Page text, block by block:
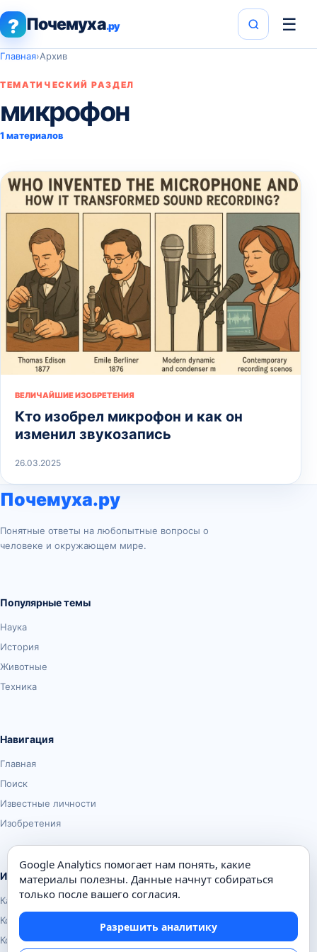
? Почемуха.ру ☰
Главная›Архив
ТЕМАТИЧЕСКИЙ РАЗДЕЛ
микрофон
1 материалов
ВЕЛИЧАЙШИЕ ИЗОБРЕТЕНИЯ
Кто изобрел микрофон и как он
изменил звукозапись
26.03.2025
Почемуха.ру
Понятные ответы на любопытные вопросы о
человеке и окружающем мире.
Популярные темы
Наука
История
Животные
Техника
Навигация
Главная
Поиск
Известные личности
Изобретения
Информация
Карта сайта
Контакты
Конфиденциальность
Google Analytics помогает нам понять, какие
материалы полезны. Данные начнут собираться
только после вашего согласия.
Разрешить аналитику